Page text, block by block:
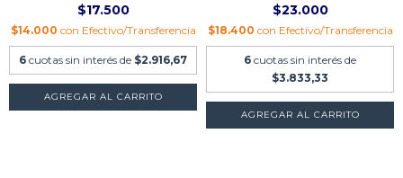
$17.500
$14.000 con Efectivo/Transferencia
6 cuotas sin interés de $2.916,67
AGREGAR AL CARRITO
$23.000
$18.400 con Efectivo/Transferencia
6 cuotas sin interés de
$3.833,33
AGREGAR AL CARRITO